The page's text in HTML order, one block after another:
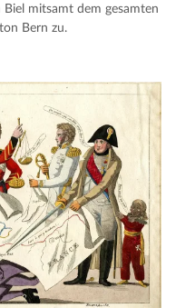
mitsamt dem gesamten
Bern zu.